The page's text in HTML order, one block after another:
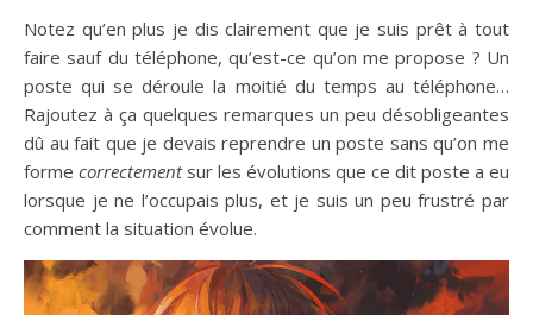
Notez qu’en plus je dis clairement que je suis prêt à tout
faire sauf du téléphone, qu’est-ce qu’on me propose ? Un
poste qui se déroule la moitié du temps au téléphone…
Rajoutez à ça quelques remarques un peu désobligeantes
dû au fait que je devais reprendre un poste sans qu’on me
forme correctementsur les évolutions que ce dit poste a eu
lorsque je ne l’occupais plus, et je suis un peu frustré par
comment la situation évolue.